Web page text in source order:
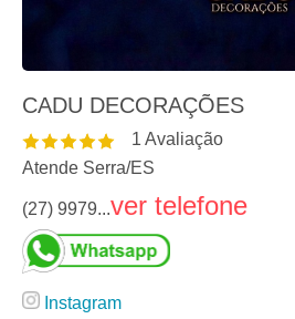
CADU DECORAÇÕES
1 Avaliação
Atende Serra/ES
(27) 9979...ver telefone
Instagram